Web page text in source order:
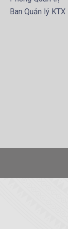
Ban Quản lý KTX